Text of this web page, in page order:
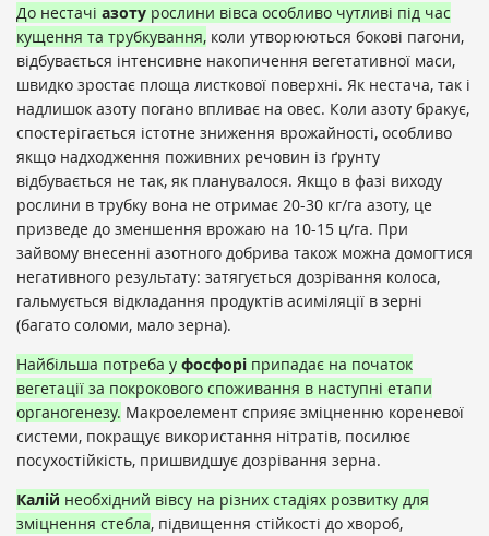
До нестачі азоту рослини вівса особливо чутливі під час
кущення та трубкування, коли утворюються бокові пагони,
відбувається інтенсивне накопичення вегетативної маси,
швидко зростає площа листкової поверхні. Як нестача, так і
надлишок азоту погано впливає на овес. Коли азоту бракує,
спостерігається істотне зниження врожайності, особливо
якщо надходження поживних речовин із ґрунту
відбувається не так, як планувалося. Якщо в фазі виходу
рослини в трубку вона не отримає 20-30 кг/га азоту, це
призведе до зменшення врожаю на 10-15 ц/га. При
зайвому внесенні азотного добрива також можна домогтися
негативного результату: затягується дозрівання колоса,
гальмується відкладання продуктів асиміляції в зерні
(багато соломи, мало зерна).
Найбільша потреба у фосфорі припадає на початок
вегетації за покрокового споживання в наступні етапи
органогенезу. Макроелемент сприяє зміцненню кореневої
системи, покращує використання нітратів, посилює
посухостійкість, пришвидшує дозрівання зерна.
Калій необхідний вівсу на різних стадіях розвитку для
зміцнення стебла, підвищення стійкості до хвороб,